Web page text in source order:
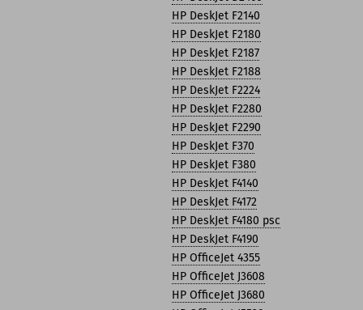
HP DeskJet F2140
HP DeskJet F2180
HP DeskJet F2187
HP DeskJet F2188
HP DeskJet F2224
HP DeskJet F2280
HP DeskJet F2290
HP DeskJet F370
HP DeskJet F380
HP DeskJet F4140
HP DeskJet F4172
HP DeskJet F4180 psc
HP DeskJet F4190
HP OfficeJet 4355
HP OfficeJet J3608
HP OfficeJet J3680